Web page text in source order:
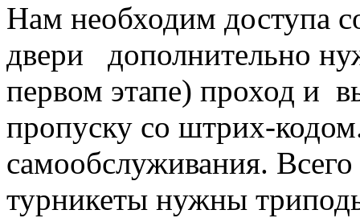
Нам необходим доступа
двери дополнительно
первом этапе) проход и
пропуску со штрих-
самообслуживания.
турникеты нужны